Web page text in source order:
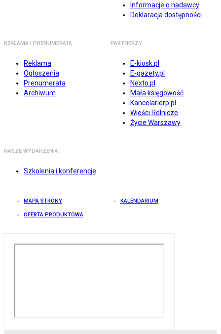
Informacje o nadawcy
Deklaracja dostępności
REKLAMA I PRENUMERATA
Reklama
Ogłoszenia
Prenumerata
Archiwum
PARTNERZY
E-kiosk.pl
E-gazety.pl
Nexto.pl
Mała księgowość
Kancelarierp.pl
Wieści Rolnicze
Życie Warszawy
NASZE WYDARZENIA
Szkolenia i konferencje
MAPA STRONY KALENDARIUM
OFERTA PRODUKTOWA